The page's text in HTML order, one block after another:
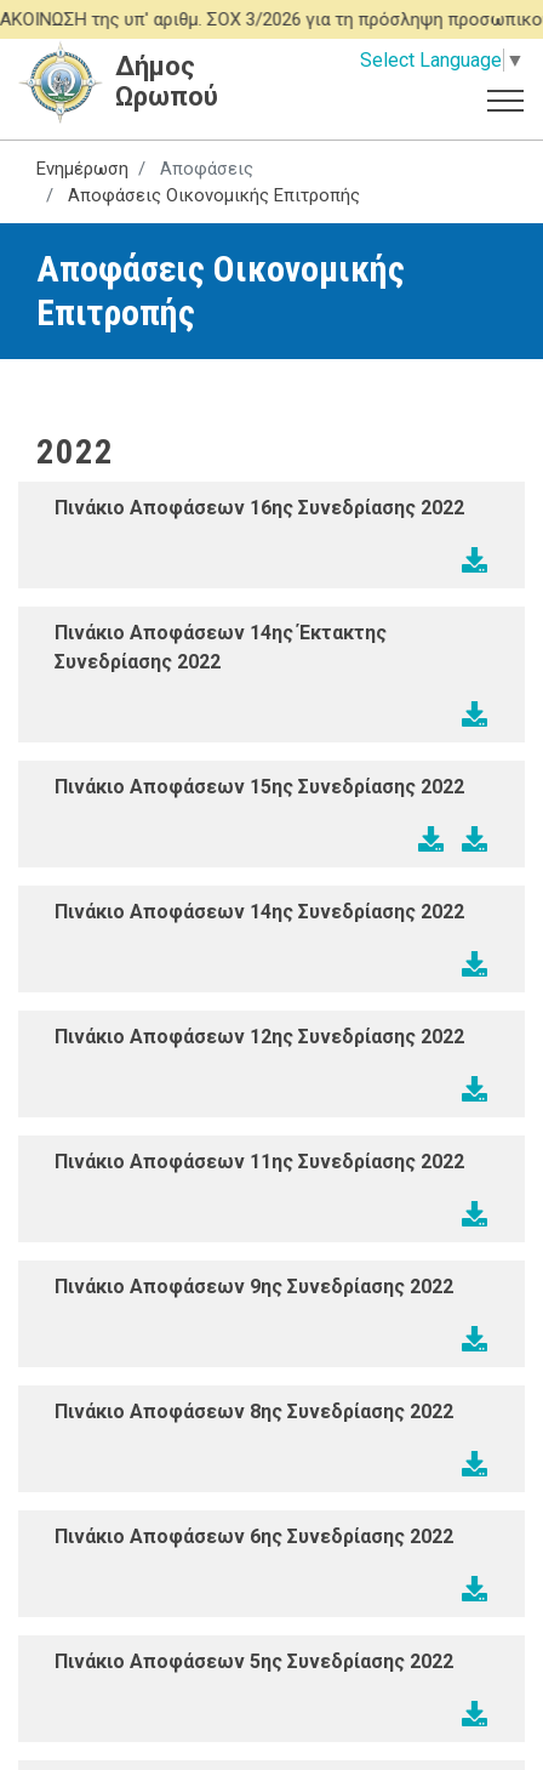
Παράκαμψη
προς
περιεχόμενο
της υπ' αριθμ. ΣΟΧ 3/2026 για τη πρόσληψη προσωπικού
Select Language ▼
Δήμος
Ωρωπού
Ενημέρωση
Αποφάσεις
Αποφάσεις Οικονομικής Επιτροπής
Αποφάσεις Οικονομικής
Επιτροπής
2022
Πινάκιο Αποφάσεων 16ης Συνεδρίασης 2022
Πινάκιο Αποφάσεων 14ης Έκτακτης
Συνεδρίασης 2022
Πινάκιο Αποφάσεων 15ης Συνεδρίασης 2022
Πινάκιο Αποφάσεων 14ης Συνεδρίασης 2022
Πινάκιο Αποφάσεων 12ης Συνεδρίασης 2022
Πινάκιο Αποφάσεων 11ης Συνεδρίασης 2022
Πινάκιο Αποφάσεων 9ης Συνεδρίασης 2022
Πινάκιο Αποφάσεων 8ης Συνεδρίασης 2022
Πινάκιο Αποφάσεων 6ης Συνεδρίασης 2022
Πινάκιο Αποφάσεων 5ης Συνεδρίασης 2022